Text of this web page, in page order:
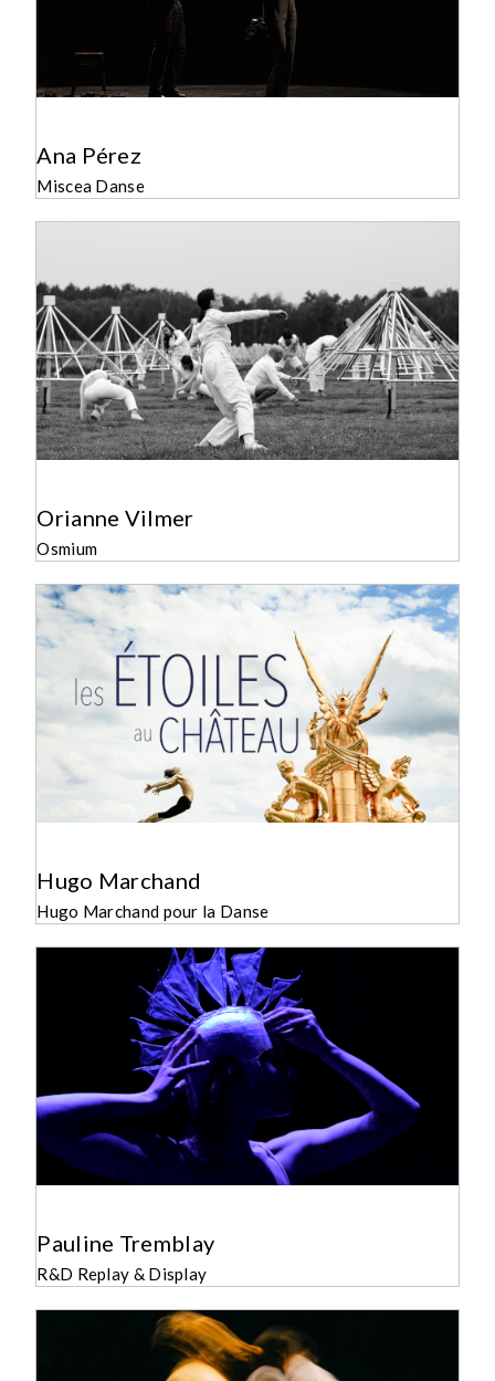
Ana Pérez
Miscea Danse
Orianne Vilmer
Osmium
Hugo Marchand
Hugo Marchand pour la Danse
Pauline Tremblay
R&D Replay & Display